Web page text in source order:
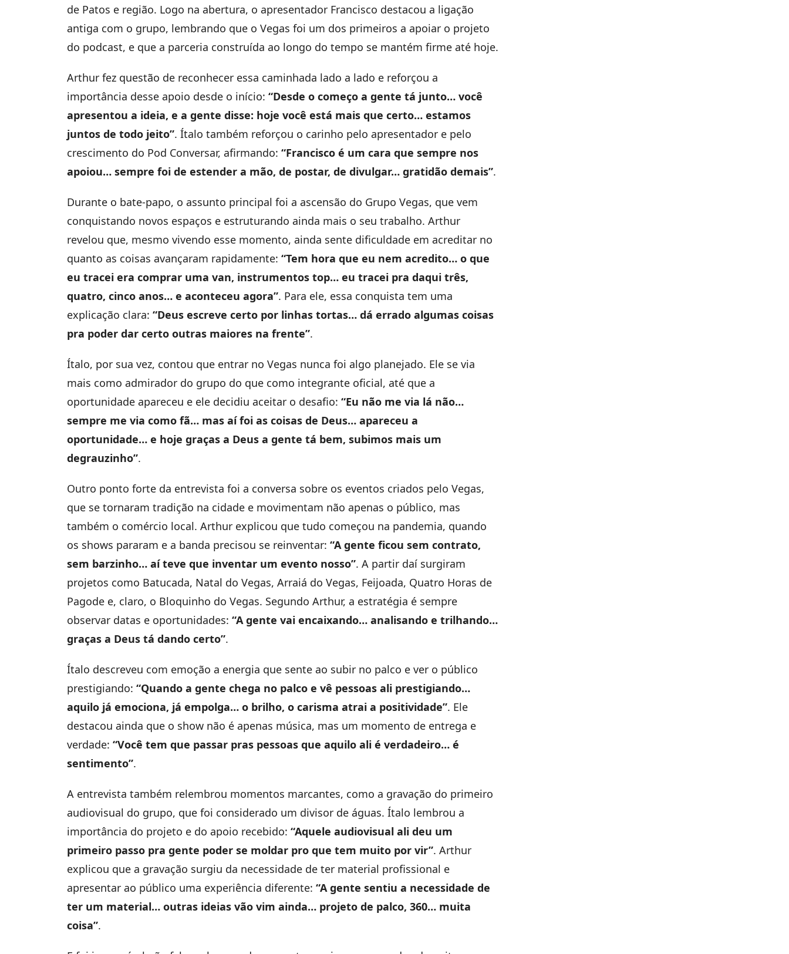
de Patos e região. Logo na abertura, o apresentador Francisco destacou a ligação
antiga com o grupo, lembrando que o Vegas foi um dos primeiros a apoiar o projeto
do podcast, e que a parceria construída ao longo do tempo se mantém firme até hoje.
Arthur fez questão de reconhecer essa caminhada lado a lado e reforçou a
importância desse apoio desde o início: “Desde o começo a gente tá junto… você
apresentou a ideia, e a gente disse: hoje você está mais que certo… estamos
juntos de todo jeito”. Ítalo também reforçou o carinho pelo apresentador e pelo
crescimento do Pod Conversar, afirmando: “Francisco é um cara que sempre nos
apoiou… sempre foi de estender a mão, de postar, de divulgar… gratidão demais”.
Durante o bate-papo, o assunto principal foi a ascensão do Grupo Vegas, que vem
conquistando novos espaços e estruturando ainda mais o seu trabalho. Arthur
revelou que, mesmo vivendo esse momento, ainda sente dificuldade em acreditar no
quanto as coisas avançaram rapidamente: “Tem hora que eu nem acredito… o que
eu tracei era comprar uma van, instrumentos top… eu tracei pra daqui três,
quatro, cinco anos… e aconteceu agora”. Para ele, essa conquista tem uma
explicação clara: “Deus escreve certo por linhas tortas… dá errado algumas coisas
pra poder dar certo outras maiores na frente”.
Ítalo, por sua vez, contou que entrar no Vegas nunca foi algo planejado. Ele se via
mais como admirador do grupo do que como integrante oficial, até que a
oportunidade apareceu e ele decidiu aceitar o desafio: “Eu não me via lá não…
sempre me via como fã… mas aí foi as coisas de Deus… apareceu a
oportunidade… e hoje graças a Deus a gente tá bem, subimos mais um
degrauzinho”.
Outro ponto forte da entrevista foi a conversa sobre os eventos criados pelo Vegas,
que se tornaram tradição na cidade e movimentam não apenas o público, mas
também o comércio local. Arthur explicou que tudo começou na pandemia, quando
os shows pararam e a banda precisou se reinventar: “A gente ficou sem contrato,
sem barzinho… aí teve que inventar um evento nosso”. A partir daí surgiram
projetos como Batucada, Natal do Vegas, Arraiá do Vegas, Feijoada, Quatro Horas de
Pagode e, claro, o Bloquinho do Vegas. Segundo Arthur, a estratégia é sempre
observar datas e oportunidades: “A gente vai encaixando… analisando e trilhando…
graças a Deus tá dando certo”.
Ítalo descreveu com emoção a energia que sente ao subir no palco e ver o público
prestigiando: “Quando a gente chega no palco e vê pessoas ali prestigiando…
aquilo já emociona, já empolga… o brilho, o carisma atrai a positividade”. Ele
destacou ainda que o show não é apenas música, mas um momento de entrega e
verdade: “Você tem que passar pras pessoas que aquilo ali é verdadeiro… é
sentimento”.
A entrevista também relembrou momentos marcantes, como a gravação do primeiro
audiovisual do grupo, que foi considerado um divisor de águas. Ítalo lembrou a
importância do projeto e do apoio recebido: “Aquele audiovisual ali deu um
primeiro passo pra gente poder se moldar pro que tem muito por vir”. Arthur
explicou que a gravação surgiu da necessidade de ter material profissional e
apresentar ao público uma experiência diferente: “A gente sentiu a necessidade de
ter um material… outras ideias vão vim ainda… projeto de palco, 360… muita
coisa”.